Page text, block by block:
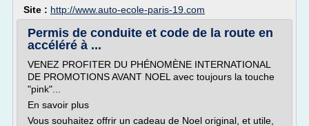
Site : http://www.auto-ecole-paris-19.com
Permis de conduite et code de la route en
accéléré à ...
VENEZ PROFITER DU PHÉNOMÈNE INTERNATIONAL
DE PROMOTIONS AVANT NOEL avec toujours la touche
"pink"...
En savoir plus
Vous souhaitez offrir un cadeau de Noel original, et utile,